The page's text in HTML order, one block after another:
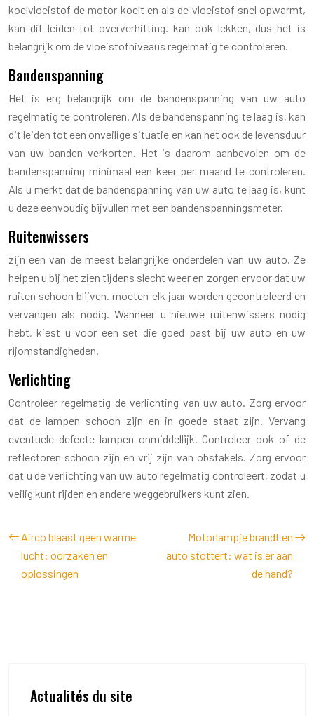
koelvloeistof de motor koelt en als de vloeistof snel opwarmt,
kan dit leiden tot oververhitting. kan ook lekken, dus het is
belangrijk om de vloeistofniveaus regelmatig te controleren.
Bandenspanning
Het is erg belangrijk om de bandenspanning van uw auto
regelmatig te controleren. Als de bandenspanning te laag is, kan
dit leiden tot een onveilige situatie en kan het ook de levensduur
van uw banden verkorten. Het is daarom aanbevolen om de
bandenspanning minimaal een keer per maand te controleren.
Als u merkt dat de bandenspanning van uw auto te laag is, kunt
u deze eenvoudig bijvullen met een bandenspanningsmeter.
Ruitenwissers
zijn een van de meest belangrijke onderdelen van uw auto. Ze
helpen u bij het zien tijdens slecht weer en zorgen ervoor dat uw
ruiten schoon blijven. moeten elk jaar worden gecontroleerd en
vervangen als nodig. Wanneer u nieuwe ruitenwissers nodig
hebt, kiest u voor een set die goed past bij uw auto en uw
rijomstandigheden.
Verlichting
Controleer regelmatig de verlichting van uw auto. Zorg ervoor
dat de lampen schoon zijn en in goede staat zijn. Vervang
eventuele defecte lampen onmiddellijk. Controleer ook of de
reflectoren schoon zijn en vrij zijn van obstakels. Zorg ervoor
dat u de verlichting van uw auto regelmatig controleert, zodat u
veilig kunt rijden en andere weggebruikers kunt zien.
Airco blaast geen warme
lucht: oorzaken en
oplossingen
Motorlampje brandt en
auto stottert: wat is er aan
de hand?
Actualités du site